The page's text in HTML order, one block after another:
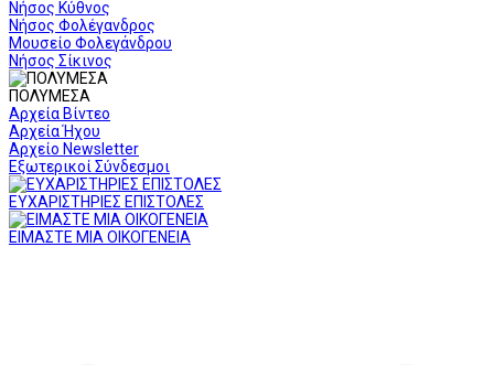
Νήσος Κύθνος
Νήσος Φολέγανδρος
Μουσείο Φολεγάνδρου
Νήσος Σίκινος
ΠΟΛΥΜΕΣΑ
Αρχεία Βίντεο
Αρχεία Ήχου
Αρχείο Newsletter
Εξωτερικοί Σύνδεσμοι
ΕΥΧΑΡΙΣΤΗΡΙΕΣ ΕΠΙΣΤΟΛΕΣ
ΕΙΜΑΣΤΕ ΜΙΑ ΟΙΚΟΓΕΝΕΙΑ